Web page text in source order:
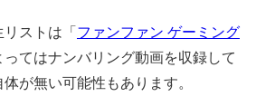
ストは「 ファンファン ゲーミング
ってはナンバリング動画を収録して
が無い可能性もあります。